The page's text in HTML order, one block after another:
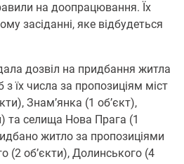
на доопрацювання. Їх
засіданні, яке відбудеться
дозвіл на придбання житла
з їх числа за пропозиціям міст
Знам’янка (1 об’єкт),
та селища Нова Прага (1
житло за пропозиціями
(2 об’єкти), Долинського (4